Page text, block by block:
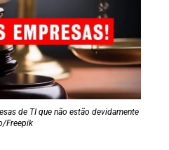
de TI que não estão devidamente
Freepik